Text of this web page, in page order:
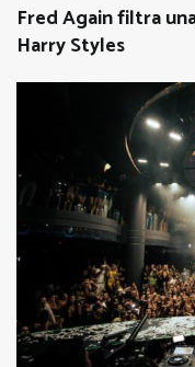
Fred Again filtra
Harry Styles